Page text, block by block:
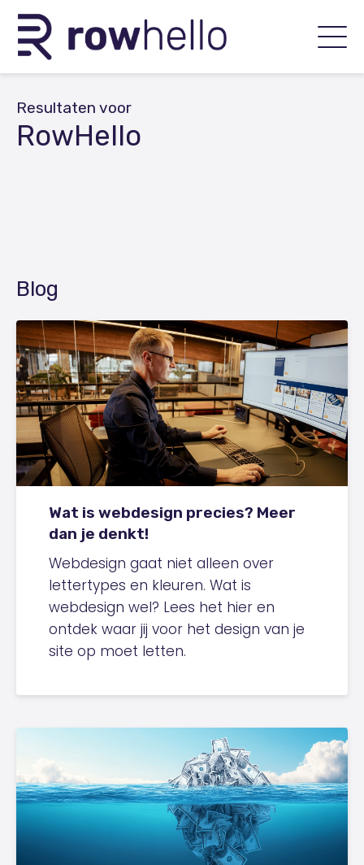
Resultaten voor
RowHello
Blog
Wat is webdesign precies? Meer
dan je denkt!
Webdesign gaat niet alleen over
lettertypes en kleuren. Wat is
webdesign wel? Lees het hier en
ontdek waar jij voor het design van je
site op moet letten.